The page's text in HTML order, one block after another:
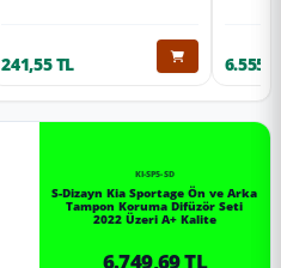
241,55 TL
KI-SP5-SD
S-Dizayn Kia Sportage Ön ve Arka
Tampon Koruma Difüzör Seti
2022 Üzeri A+ Kalite
6.749,69 TL